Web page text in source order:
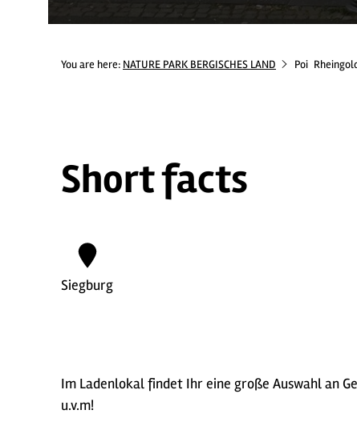
You are here: NATURE PARK BERGISCHES LAND Poi
Short facts
Siegburg
Im Ladenlokal findet Ihr eine große Auswahl an
u.v.m!